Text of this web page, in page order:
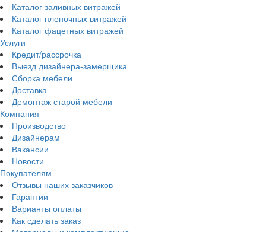
Каталог заливных витражей
Каталог пленочных витражей
Каталог фацетных витражей
Услуги
Кредит/рассрочка
Выезд дизайнера-замерщика
Сборка мебели
Доставка
Демонтаж старой мебели
Компания
Производство
Дизайнерам
Вакансии
Новости
Покупателям
Отзывы наших заказчиков
Гарантии
Варианты оплаты
Как сделать заказ